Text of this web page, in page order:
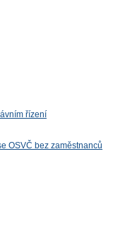
řízení
OSVČ bez zaměstnanců